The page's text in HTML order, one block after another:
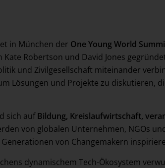
in München der One Young World
Kate Robertson und David Jones
und Zivilgesellschaft miteinander
Lösungen und Projekte zu diskutieren,
sich aufBildung, Kreislaufwirtschaft,
von globalen Unternehmen, NGOs
von Changemakern
dynamischem Tech-Ökosystem